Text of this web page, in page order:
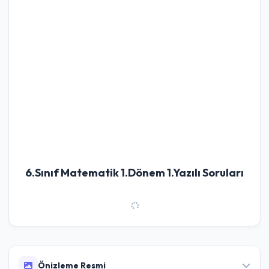
6.Sınıf Matematik 1.Dönem 1.Yazılı Soruları
Önizleme Resmi